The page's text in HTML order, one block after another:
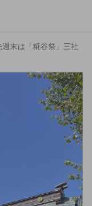
週末は「糀谷祭」三社